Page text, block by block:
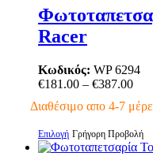
έχει
πολλαπλές
παραλλαγές.
επιλογές
μπορούν
επιλεγούν
σελίδα
του
Racer
Κωδικός: WP 6294
€181.00 – €387.00Price
Διαθέσιμο απο 4-7
Επιλογή Αυτό
το
Γρήγορη Προβολή